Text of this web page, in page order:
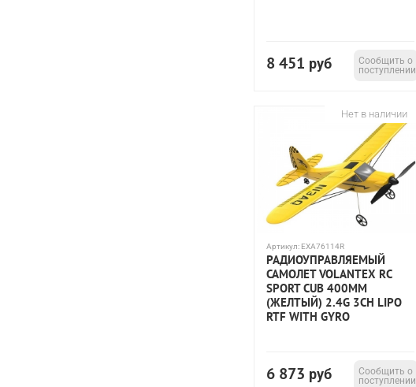
8 451 руб
Сообщить о
поступлении
Нет в наличии
Артикул: EXA76114R
РАДИОУПРАВЛЯЕМЫЙ
САМОЛЕТ VOLANTEX RC
SPORT CUB 400ММ
(ЖЕЛТЫЙ) 2.4G 3CH LIPO
RTF WITH GYRO
6 873 руб
Сообщить о
поступлении